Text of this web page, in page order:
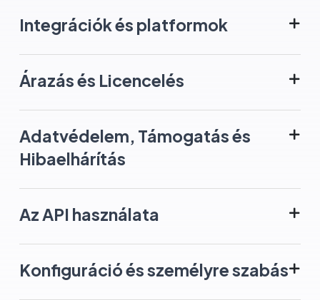
Integrációk és platformok
Árazás és Licencelés
Adatvédelem, Támogatás és
Hibaelhárítás
Az API használata
Konfiguráció és személyre szabás